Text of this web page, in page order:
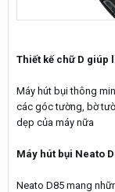
Thiết kế chữ D giúp
Máy hút bụi thông
các góc tường, bờ
dẹp của máy nữa
Máy hút bụi Neato
Neato D85 mang